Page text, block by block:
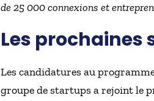
de 25 000 connexions et
Les prochaines
Les candidatures au
groupe de startups a rejoint le